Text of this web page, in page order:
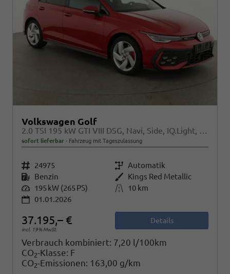
Volkswagen Golf
2.0 TSI 195 kW GTI VIII DSG, Navi, Side, IQ.Light, Kamera, Winter
sofort lieferbar Fahrzeug mit Tageszulassung
Fahrzeugnr. 24975 Getriebe Automatik
Kraftstoff Benzin Außenfarbe Kings Red Metallic
Leistung 195 kW (265 PS) Kilometerstand
10 km
01.01.2026
37.195,– €
incl. 19% MwSt.
Details
Verbrauch kombiniert: 7,20 l/100km
CO2-Klasse: F
CO2-Emissionen: 163,00 g/km